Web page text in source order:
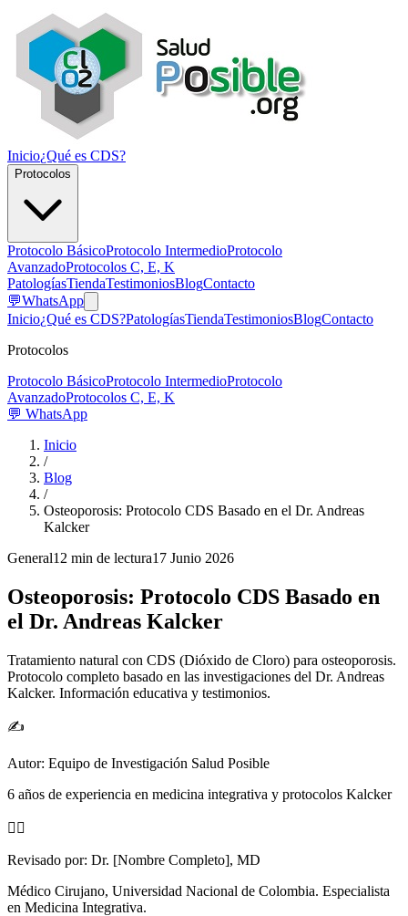
Inicio¿Qué es CDS?
Protocolos
Protocolo BásicoProtocolo IntermedioProtocolo
AvanzadoProtocolos C, E, K
PatologíasTiendaTestimoniosBlogContacto
💬WhatsApp
Inicio¿Qué es CDS?PatologíasTiendaTestimoniosBlogContacto
Protocolos
Protocolo BásicoProtocolo IntermedioProtocolo
AvanzadoProtocolos C, E, K
💬 WhatsApp
Inicio
/
Blog
/
Osteoporosis: Protocolo CDS Basado en el Dr. Andreas
Kalcker
General12 min de lectura17 Junio 2026
Osteoporosis: Protocolo CDS Basado en
el Dr. Andreas Kalcker
Tratamiento natural con CDS (Dióxido de Cloro) para osteoporosis.
Protocolo completo basado en las investigaciones del Dr. Andreas
Kalcker. Información educativa y testimonios.
✍️
Autor: Equipo de Investigación Salud Posible
6 años de experiencia en medicina integrativa y protocolos Kalcker
👨‍⚕️
Revisado por: Dr. [Nombre Completo], MD
Médico Cirujano, Universidad Nacional de Colombia. Especialista
en Medicina Integrativa.